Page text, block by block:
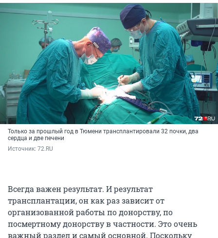
Только за прошлый год в Тюмени трансплантировали 32 почки, два
сердца и две печени
Источник: 72.RU
Всегда важен результат. И результат
трансплантации, он как раз зависит от
организованной работы по донорству, по
посмертному донорству в частности. Это очень
важный раздел и самый основной. Поскольку